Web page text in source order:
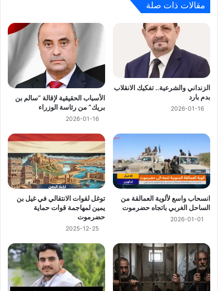
مقالات ذات صلة
الزنداني والشرعية.. تفكيك الانقلاب
بدم بارد
2026-01-16
الأسباب الحقيقية لإقالة “سالم بن
بريك” من رئاسة الوزراء
2026-01-16
انسحاب واسع لألوية العمالقة من
الساحل الغربي باتجاه حضرموت
2026-01-01
توغل لقوات الانتقالي في غيل بن
يمين لمهاجمة قوات حماية
حضرموت
2025-12-25